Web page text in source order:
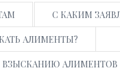
С КАКИМ
АЛИМЕНТЫ?
ВЗЫСКАНИЮ АЛИМЕНТОВ